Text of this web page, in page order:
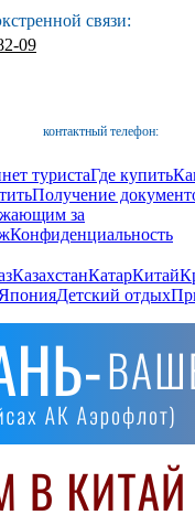
связи:
09
контактный телефон:
туристаГде купить
Получение
за
Конфиденциальность
КазахстанКатарКитай
ЯпонияДетский отдых